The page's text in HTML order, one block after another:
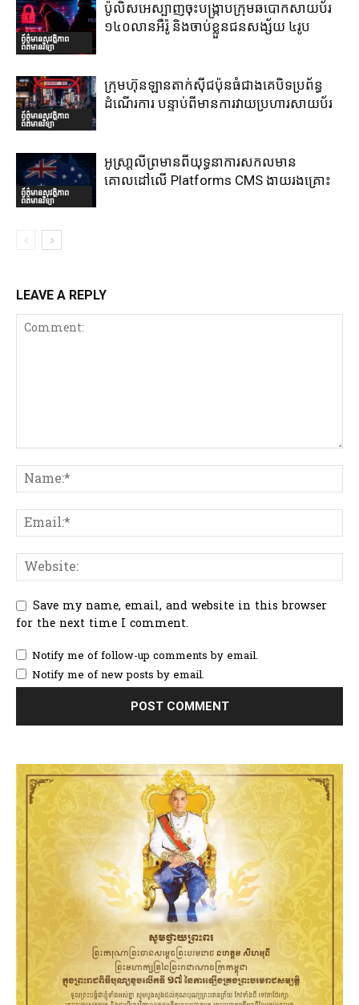
ព័ត៌មានសុវត្ថិភាព
ព័ត៌មានវិទ្យា
ប៉ូលិសអេស្បាញចុះបង្រ្កាបក្រុមឆបោកសាយប័រ
១៤០លានអឺរ៉ូ និងចាប់ខ្លួនជនសង្ស័យ ៤រូប
ព័ត៌មានសុវត្ថិភាព
ព័ត៌មានវិទ្យា
ក្រុមហ៊ុនឡានតាក់ស៊ីជប៉ុនធំជាងគេបិទប្រព័ន្ធ
ដំណើរការ បន្ទាប់ពីមានការវាយប្រហារសាយប័រ
ព័ត៌មានសុវត្ថិភាព
ព័ត៌មានវិទ្យា
អូស្រា្តលីព្រមានពីយុទ្ធនាការសកលមាន
គោលដៅលើ Platforms CMS ងាយរងគ្រោះ
LEAVE A REPLY
Save my name, email, and website in this browser
for the next time I comment.
Notify me of follow-up comments by email.
Notify me of new posts by email.